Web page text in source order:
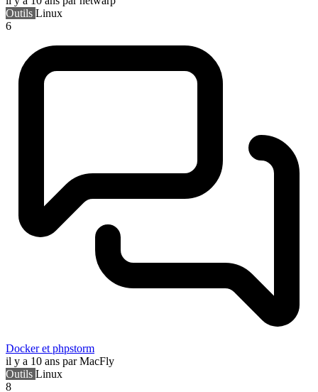
Outils Linux
6
Docker et phpstorm
il y a 10 ans par MacFly
Outils Linux
8